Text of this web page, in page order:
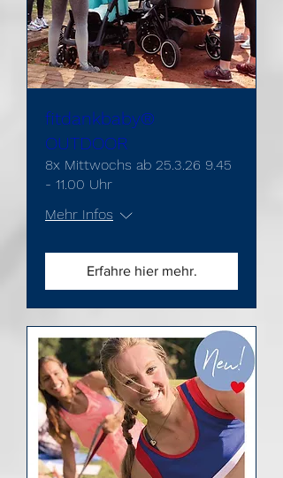
fitdankbaby®
OUTDOOR
8x Mittwochs ab 25.3.26 9.45
- 11.00 Uhr
Mehr Infos
Erfahre hier mehr.